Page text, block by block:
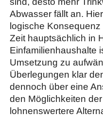
Abwasser fällt an.
logische
Zeit hauptsächlich in
Einfamilienhaushalte
Umsetzung zu
Überlegungen klar
dennoch über eine
den Möglichkeiten der
lohnenswertere